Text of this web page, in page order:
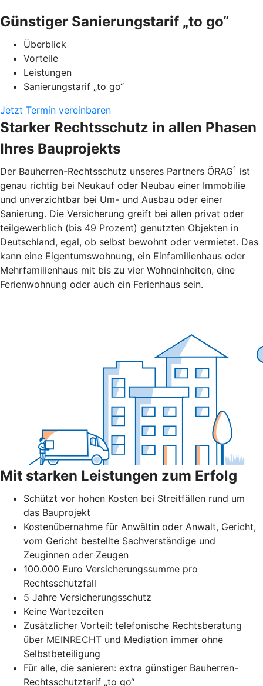
Günstiger Sanierungstarif „to go“
Überblick
Vorteile
Leistungen
Sanierungstarif „to go“
Jetzt Termin vereinbaren
Starker Rechtsschutz in allen Phasen
Ihres Bauprojekts
Der Bauherren-Rechtsschutz unseres Partners ÖRAG1 ist
genau richtig bei Neukauf oder Neubau einer Immobilie
und unverzichtbar bei Um- und Ausbau oder einer
Sanierung. Die Versicherung greift bei allen privat oder
teilgewerblich (bis 49 Prozent) genutzten Objekten in
Deutschland, egal, ob selbst bewohnt oder vermietet. Das
kann eine Eigentumswohnung, ein Einfamilienhaus oder
Mehrfamilienhaus mit bis zu vier Wohneinheiten, eine
Ferienwohnung oder auch ein Ferienhaus sein.
Mit starken Leistungen zum Erfolg
Schützt vor hohen Kosten bei Streitfällen rund um
das Bauprojekt
Kostenübernahme für Anwältin oder Anwalt, Gericht,
vom Gericht bestellte Sachverständige und
Zeuginnen oder Zeugen
100.000 Euro Versicherungssumme pro
Rechtsschutzfall
5 Jahre Versicherungsschutz
Keine Wartezeiten
Zusätzlicher Vorteil: telefonische Rechtsberatung
über MEINRECHT und Mediation immer ohne
Selbstbeteiligung
Für alle, die sanieren: extra günstiger Bauherren-
Rechtsschutztarif „to go“